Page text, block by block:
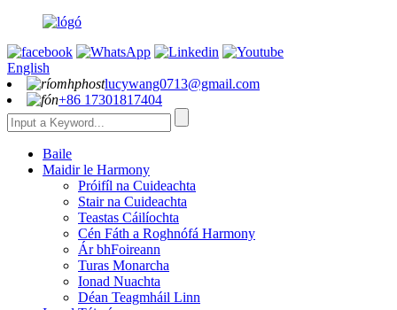
English
lucywang0713@gmail.com
+86 17301817404
Baile
Maidir le Harmony
Próifíl na Cuideachta
Stair na Cuideachta
Teastas Cáilíochta
Cén Fáth a Roghnófá Harmony
Ár bhFoireann
Turas Monarcha
Ionad Nuachta
Déan Teagmháil Linn